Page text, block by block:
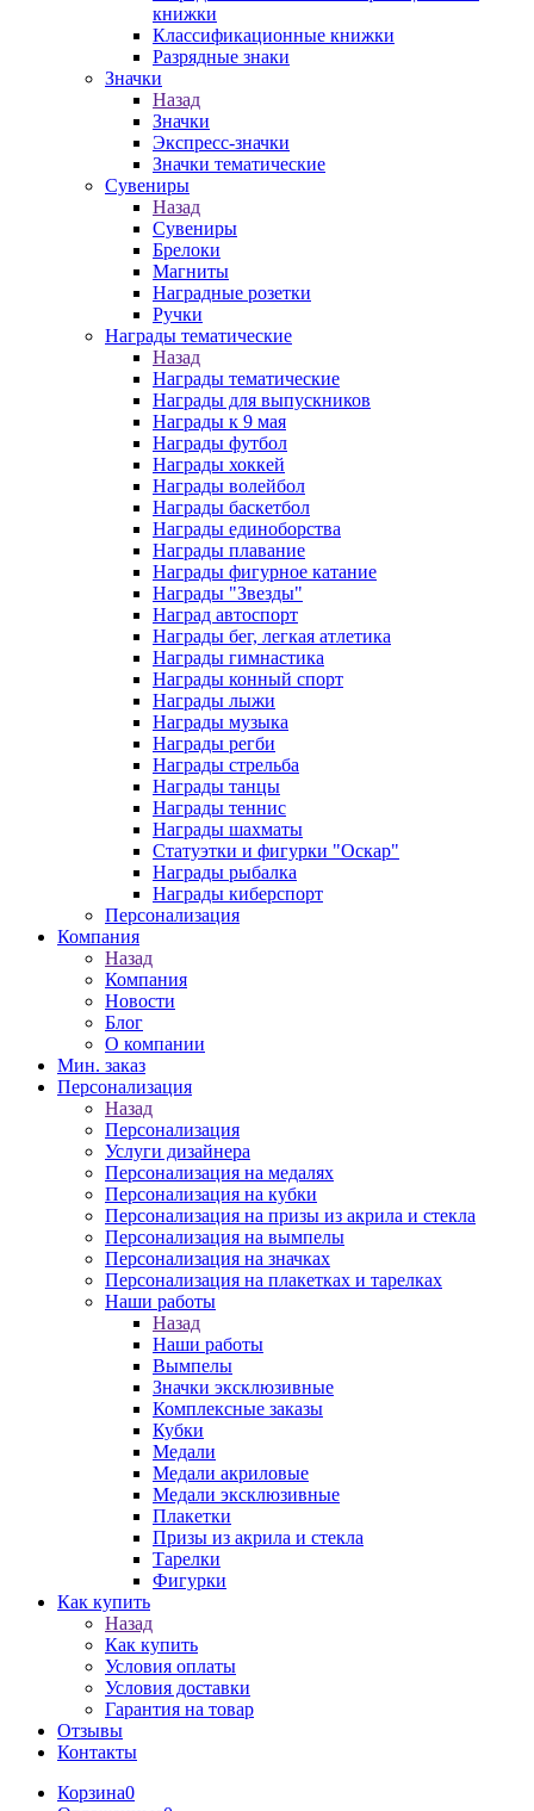
книжки
Классификационные книжки
Разрядные знаки
Значки
Назад
Значки
Экспресс-значки
Значки тематические
Сувениры
Назад
Сувениры
Брелоки
Магниты
Наградные розетки
Ручки
Награды тематические
Назад
Награды тематические
Награды для выпускников
Награды к 9 мая
Награды футбол
Награды хоккей
Награды волейбол
Награды баскетбол
Награды единоборства
Награды плавание
Награды фигурное катание
Награды "Звезды"
Наград автоспорт
Награды бег, легкая атлетика
Награды гимнастика
Награды конный спорт
Награды лыжи
Награды музыка
Награды регби
Награды стрельба
Награды танцы
Награды теннис
Награды шахматы
Статуэтки и фигурки "Оскар"
Награды рыбалка
Награды киберспорт
Персонализация
Компания
Назад
Компания
Новости
Блог
О компании
Мин. заказ
Персонализация
Назад
Персонализация
Услуги дизайнера
Персонализация на медалях
Персонализация на кубки
Персонализация на призы из акрила и стекла
Персонализация на вымпелы
Персонализация на значках
Персонализация на плакетках и тарелках
Наши работы
Назад
Наши работы
Вымпелы
Значки эксклюзивные
Комплексные заказы
Кубки
Медали
Медали акриловые
Медали эксклюзивные
Плакетки
Призы из акрила и стекла
Тарелки
Фигурки
Как купить
Назад
Как купить
Условия оплаты
Условия доставки
Гарантия на товар
Отзывы
Контакты
Корзина0